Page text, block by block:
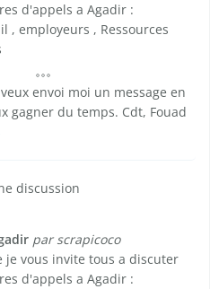
d'appels a Agadir :
, employeurs , Ressources
envoi moi un message en
gagner du temps. Cdt, Fouad
discussion
par scrapicoco
vous invite tous a discuter
d'appels a Agadir :